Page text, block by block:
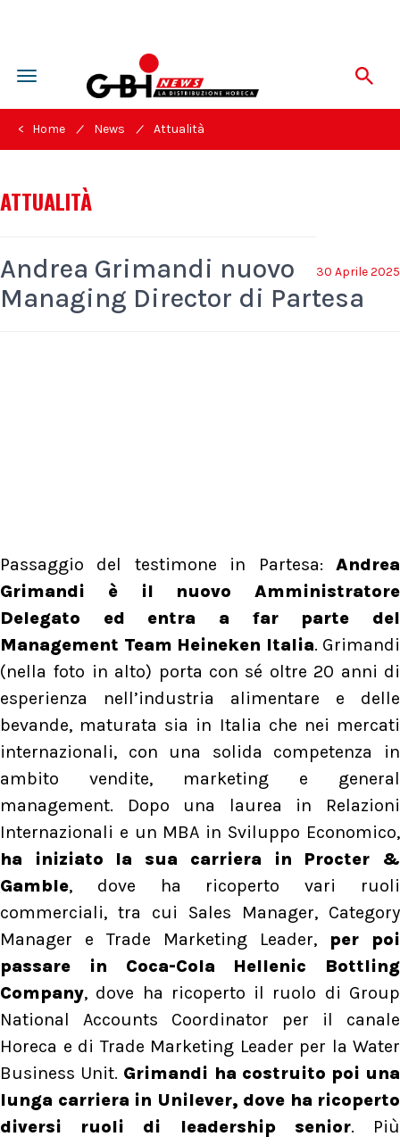
Toggle
navigation
< Home / News / Attualità
ATTUALITÀ
30 Aprile 2025
Andrea Grimandi nuovo
Managing Director di Partesa
Passaggio del testimone in Partesa: Andrea
Grimandi è il nuovo Amministratore
Delegato ed entra a far parte del
Management Team Heineken Italia. Grimandi
(nella foto in alto) porta con sé oltre 20 anni di
esperienza nell’industria alimentare e delle
bevande, maturata sia in Italia che nei mercati
internazionali, con una solida competenza in
ambito vendite, marketing e general
management. Dopo una laurea in Relazioni
Internazionali e un MBA in Sviluppo Economico,
ha iniziato la sua carriera in Procter &
Gamble, dove ha ricoperto vari ruoli
commerciali, tra cui Sales Manager, Category
Manager e Trade Marketing Leader, per poi
passare in Coca-Cola Hellenic Bottling
Company, dove ha ricoperto il ruolo di Group
National Accounts Coordinator per il canale
Horeca e di Trade Marketing Leader per la Water
Business Unit. Grimandi ha costruito poi una
lunga carriera in Unilever, dove ha ricoperto
diversi ruoli di leadership senior. Più